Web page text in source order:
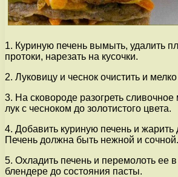
1. Куриную печень вымыть, удалить
протоки, нарезать на кусочки.
2. Луковицу и чеснок очистить и
3. На сковороде разогреть
лук с чесноком до золотистого цвета.
4. Добавить куриную печень и жарить
Печень должна быть нежной и сочной.
5. Охладить печень и перемолоть ее
блендере до состояния пасты.